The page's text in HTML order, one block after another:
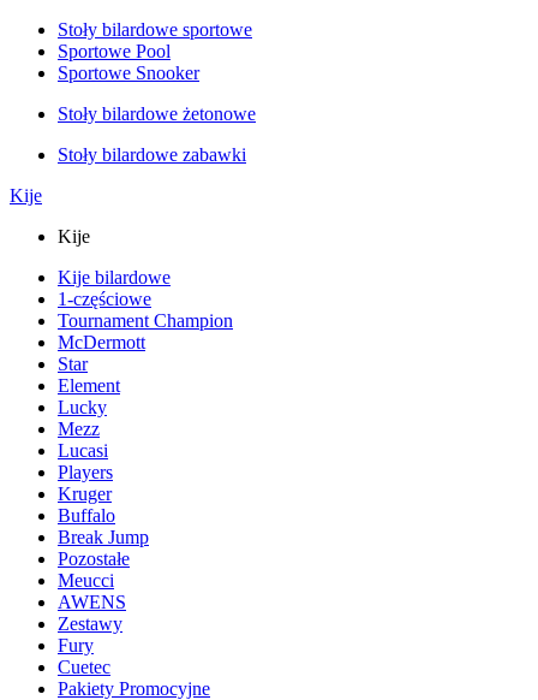
Stoły bilardowe sportowe
Sportowe Pool
Sportowe Snooker
Stoły bilardowe żetonowe
Stoły bilardowe zabawki
Kije
Kije
Kije bilardowe
1-częściowe
Tournament Champion
McDermott
Star
Element
Lucky
Mezz
Lucasi
Players
Kruger
Buffalo
Break Jump
Pozostałe
Meucci
AWENS
Zestawy
Fury
Cuetec
Pakiety Promocyjne